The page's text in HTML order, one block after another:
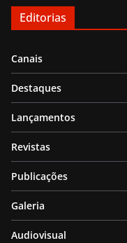
Editorias
Canais
Destaques
Lançamentos
Revistas
Publicações
Galeria
Audiovisual